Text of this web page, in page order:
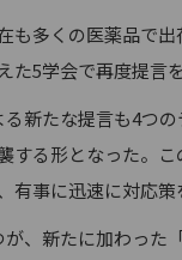
も多くの医薬品で出
た5学会で再度提言
新たな提言も4つ
する形となった。
有事に迅速に対応策
、新たに加わった